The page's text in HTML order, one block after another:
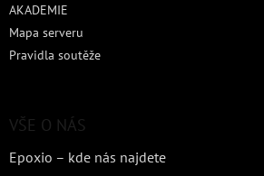
AKADEMIE
Mapa serveru
Pravidla soutěže
VŠE O NÁS
Epoxio – kde nás najdete